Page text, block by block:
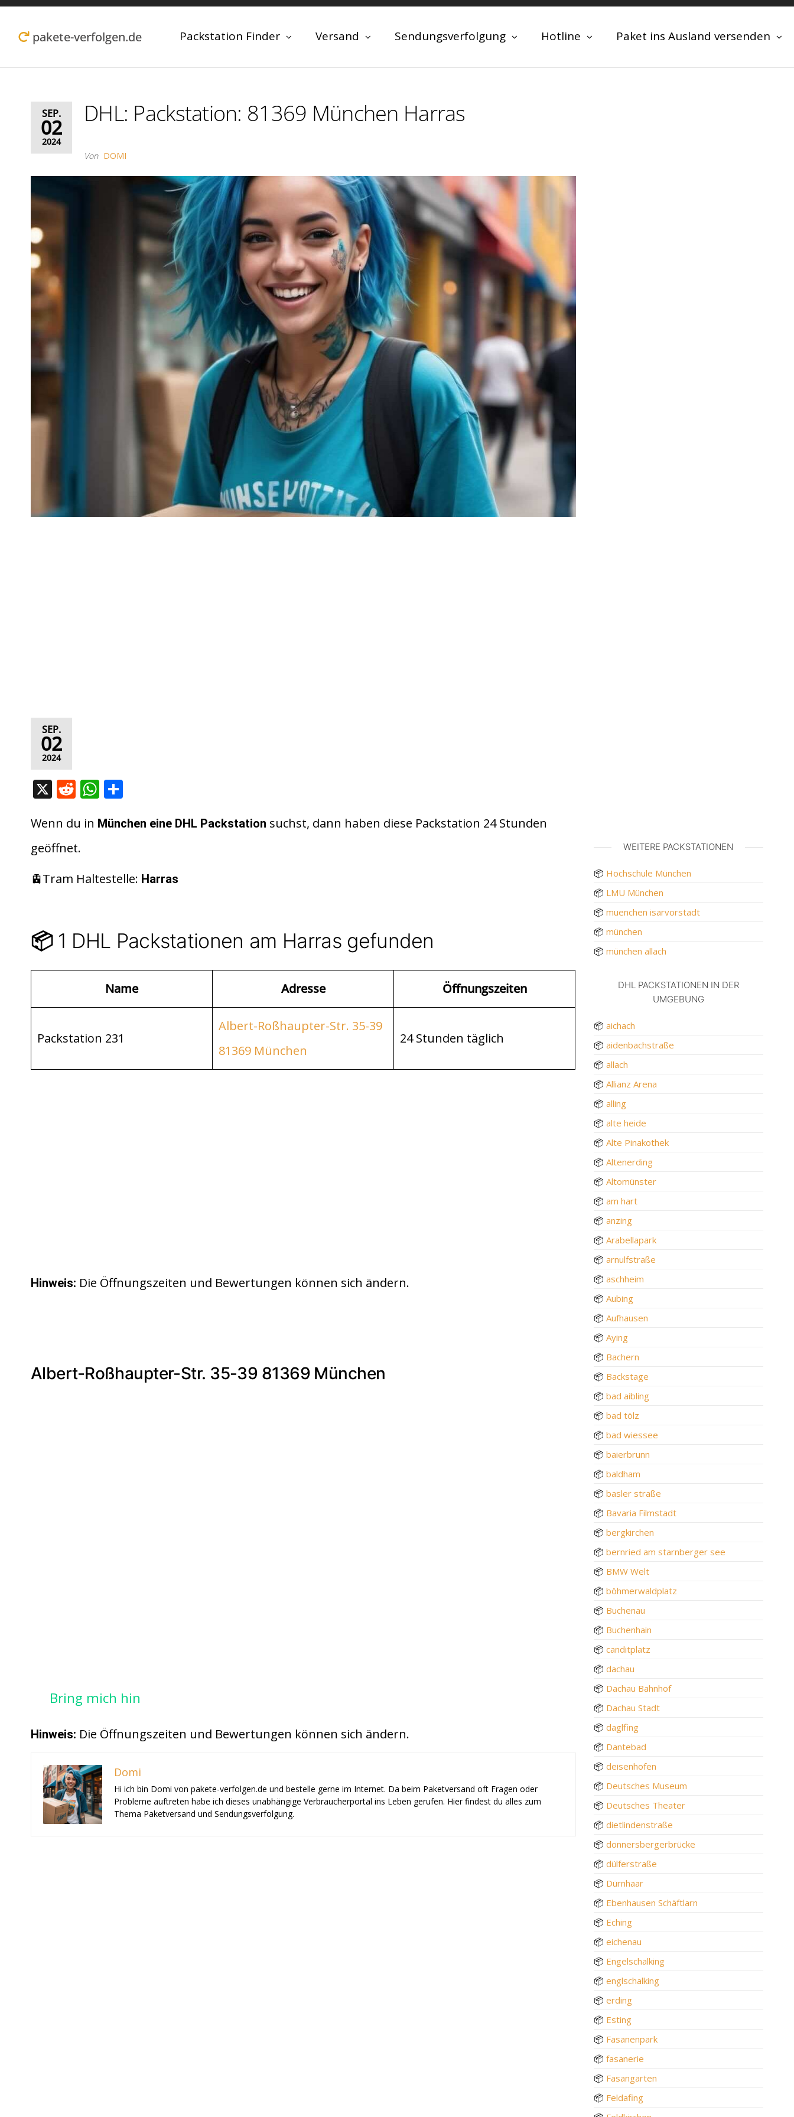
Zum
Inhalt pakete-verfolgen.de Packstation Finder Versand Sendungsverfolgung Hotline Paket ins Ausland versenden
SEP.
02
2024
DHL: Packstation: 81369 München Harras
Von DOMI
SEP.
02
2024
X R
d
di
W
at
p
le
Wenn du in München eine DHL Packstation suchst, dann haben diese Packstation 24 Stunden
geöffnet.
🚊Tram Haltestelle: Harras
📦1 DHL Packstationen am Harras gefunden
Name Adresse Öffnungszeiten
Packstation 231
Albert-Roßhaupter-Str. 35-39
81369 München
24 Stunden täglich
Hinweis: Die Öffnungszeiten und Bewertungen können sich ändern.
Albert-Roßhaupter-Str. 35-39 81369 München
Bring mich hin
Hinweis: Die Öffnungszeiten und Bewertungen können sich ändern.
Domi
Hi ich bin Domi von pakete-verfolgen.de und bestelle gerne im Internet. Da beim Paketversand oft Fragen oder
Probleme auftreten habe ich dieses unabhängige Verbraucherportal ins Leben gerufen. Hier findest du alles zum
Thema Paketversand und Sendungsverfolgung.
WEITERE PACKSTATIONEN
📦 Hochschule München
📦 LMU München
📦 muenchen isarvorstadt
📦 münchen
📦 münchen allach
DHL PACKSTATIONEN IN DER
UMGEBUNG
📦 aichach
📦 aidenbachstraße
📦 allach
📦 Allianz Arena
📦 alling
📦 alte heide
📦 Alte Pinakothek
📦 Altenerding
📦 Altomünster
📦 am hart
📦 anzing
📦 Arabellapark
📦 arnulfstraße
📦 aschheim
📦 Aubing
📦 Aufhausen
📦 Aying
📦 Bachern
📦 Backstage
📦 bad aibling
📦 bad tölz
📦 bad wiessee
📦 baierbrunn
📦 baldham
📦 basler straße
📦 Bavaria Filmstadt
📦 bergkirchen
📦 bernried am starnberger see
📦 BMW Welt
📦 böhmerwaldplatz
📦 Buchenau
📦 Buchenhain
📦 canditplatz
📦 dachau
📦 Dachau Bahnhof
📦 Dachau Stadt
📦 daglfing
📦 Dantebad
📦 deisenhofen
📦 Deutsches Museum
📦 Deutsches Theater
📦 dietlindenstraße
📦 donnersbergerbrücke
📦 dülferstraße
📦 Dürnhaar
📦 Ebenhausen Schäftlarn
📦 Eching
📦 eichenau
📦 Engelschalking
📦 englschalking
📦 erding
📦 Esting
📦 Fasanenpark
📦 fasanerie
📦 Fasangarten
📦 Feldafing